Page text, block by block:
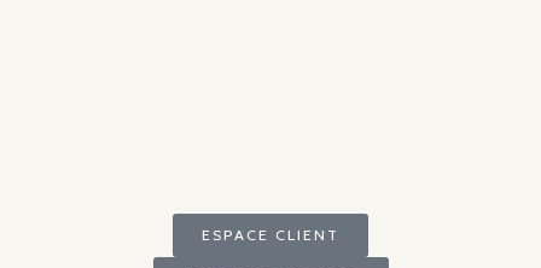
ESPACE CLIENT